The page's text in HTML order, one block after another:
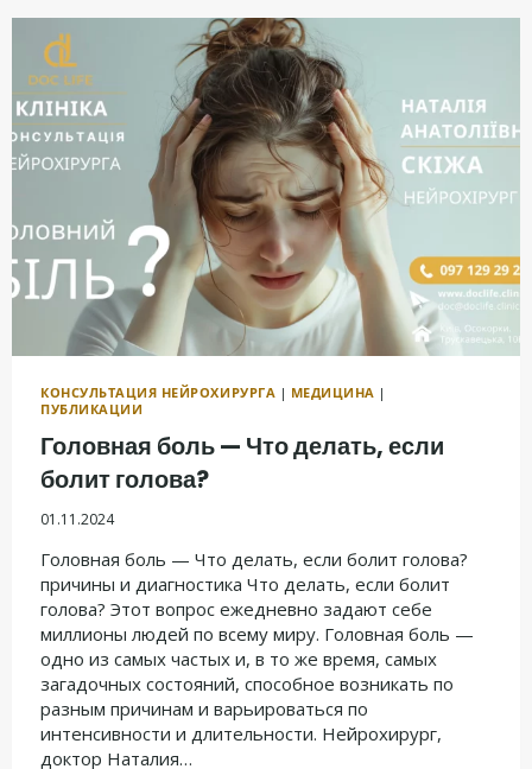
ПОВИННА
ЗДАВАТИ
РАЗ
НА
РІК
КОНСУЛЬТАЦИЯ НЕЙРОХИРУРГА | МЕДИЦИНА |
ПУБЛИКАЦИИ
Головная боль — Что делать, если
болит голова?
01.11.2024
Головная боль — Что делать, если болит голова?
причины и диагностика Что делать, если болит
голова? Этот вопрос ежедневно задают себе
миллионы людей по всему миру. Головная боль —
одно из самых частых и, в то же время, самых
загадочных состояний, способное возникать по
разным причинам и варьироваться по
интенсивности и длительности. Нейрохирург,
доктор Наталия…